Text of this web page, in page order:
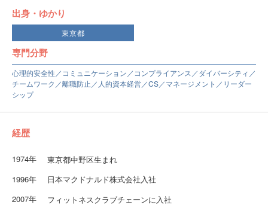
出身・ゆかり
東京都
専門分野
心理的安全性／コミュニケーション／コンプライアンス／ダイバーシティ／
チームワーク／離職防止／人的資本経営／CS／マネージメント／リーダー
シップ
経歴
1974年
東京都中野区生まれ
1996年
日本マクドナルド株式会社入社
2007年
フィットネスクラブチェーンに入社